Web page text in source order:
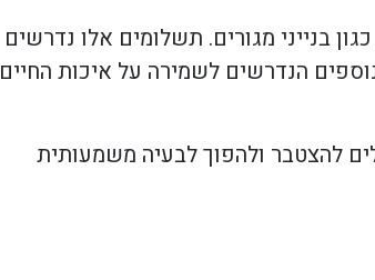
בנייני מגורים. תשלומים אלו נדרשים
הנדרשים לשמירה על איכות החיים
להצטבר ולהפוך לבעיה משמעותית